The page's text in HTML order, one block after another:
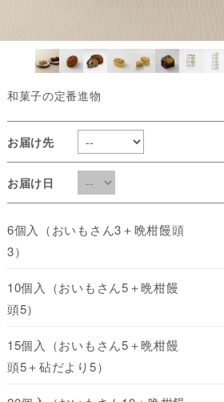
和菓子の定番進物
お届け先
お届け日
6個入（おいもさん3＋晩柑饅頭
3）
10個入（おいもさん5＋晩柑饅
頭5）
15個入（おいもさん5＋晩柑饅
頭5＋砧だより5）